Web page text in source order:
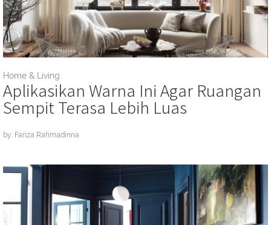
Home & Living
Aplikasikan Warna Ini Agar Ruangan
Sempit Terasa Lebih Luas
by: Fariza Rahmadinna